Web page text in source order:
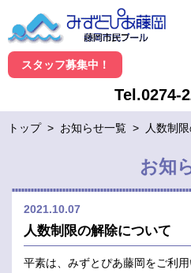
スタッフ募集中！
Tel.0274-
トップ > お知らせ一覧 > 人数制
お知
2021.10.07
人数制限の解除について
平素は、みずとぴあ藤岡をご利